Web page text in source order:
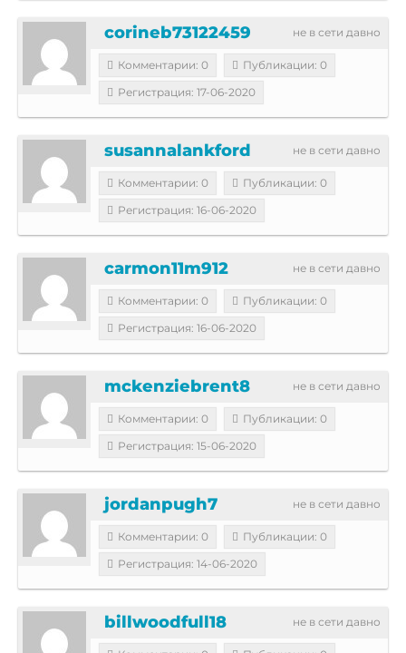
не в сети давно
corineb73122459
Комментарии: 0
Публикации: 0
Регистрация: 17-06-2020
не в сети давно
susannalankford
Комментарии: 0
Публикации: 0
Регистрация: 16-06-2020
не в сети давно
carmon11m912
Комментарии: 0
Публикации: 0
Регистрация: 16-06-2020
не в сети давно
mckenziebrent8
Комментарии: 0
Публикации: 0
Регистрация: 15-06-2020
не в сети давно
jordanpugh7
Комментарии: 0
Публикации: 0
Регистрация: 14-06-2020
не в сети давно
billwoodfull18